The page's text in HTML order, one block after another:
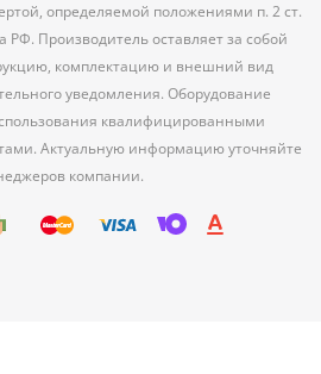
определяемой положениями п. 2 ст.
РФ. Производитель оставляет за собой
комплектацию и внешний вид
уведомления. Оборудование
квалифицированными
Актуальную информацию уточняйте
компании.